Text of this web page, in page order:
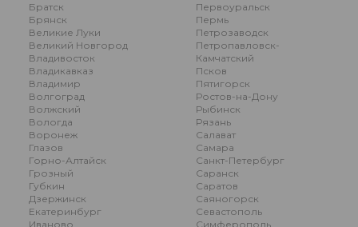
Братск
Брянск
Великие Луки
Великий Новгород
Владивосток
Владикавказ
Владимир
Волгоград
Волжский
Вологда
Воронеж
Глазов
Горно-Алтайск
Грозный
Губкин
Дзержинск
Екатеринбург
Иваново
Первоуральск
Пермь
Петрозаводск
Петропавловск-
Камчатский
Псков
Пятигорск
Ростов-на-Дону
Рыбинск
Рязань
Салават
Самара
Санкт-Петербург
Саранск
Саратов
Саяногорск
Севастополь
Симферополь